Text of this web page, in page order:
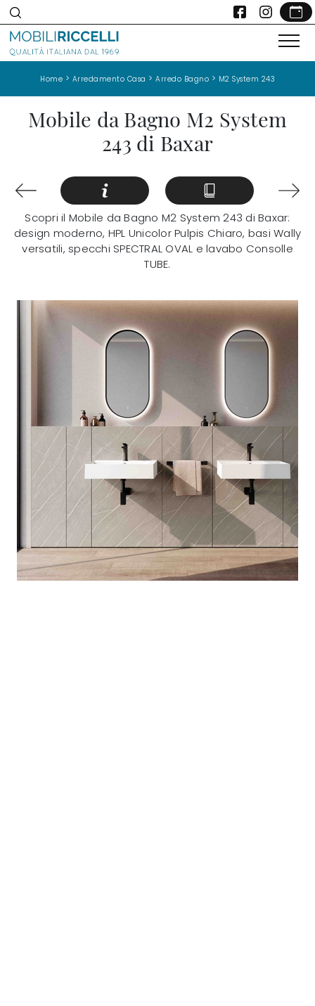
Home > Arredamento Casa > Arredo Bagno > M2 System 243
Mobile da Bagno M2 System
243 di Baxar
Scopri il Mobile da Bagno M2 System 243 di Baxar:
design moderno, HPL Unicolor Pulpis Chiaro, basi Wally
versatili, specchi SPECTRAL OVAL e lavabo Consolle
TUBE.